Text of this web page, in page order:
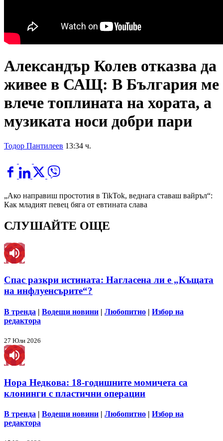
Александър Колев отказва да
живее в САЩ: В България ме
влече топлината на хората, а
музиката носи добри пари
Тодор Пантилеев 13:34 ч.
„Ако направиш простотия в TikTok, веднага ставаш вайръл“:
Как младият певец бяга от евтината слава
СЛУШАЙТЕ ОЩЕ
Спас разкри истината: Нагласена ли е „Къщата
на инфлуенсърите“?
В тренда | Водещи новини | Любопитно | Избор на
редактора
27 Юли 2026
Нора Недкова: 18-годишните момичета са
клонинги с пластични операции
В тренда | Водещи новини | Любопитно | Избор на
редактора